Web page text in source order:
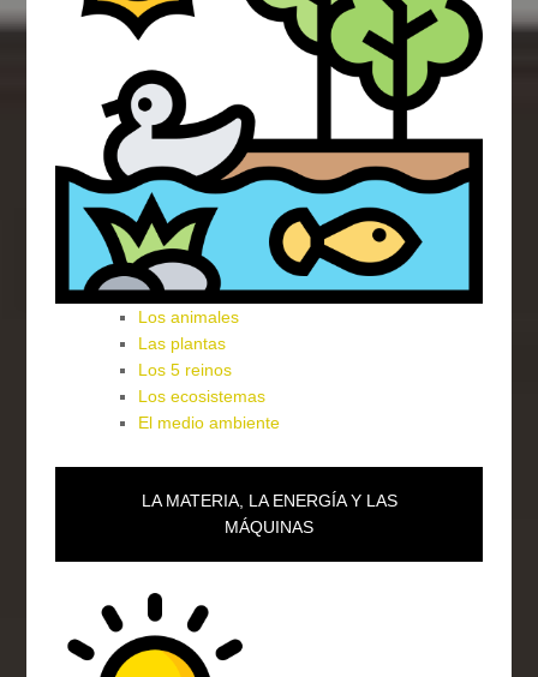
Los animales
Las plantas
Los 5 reinos
Los ecosistemas
El medio ambiente
LA MATERIA, LA ENERGÍA Y LAS
MÁQUINAS